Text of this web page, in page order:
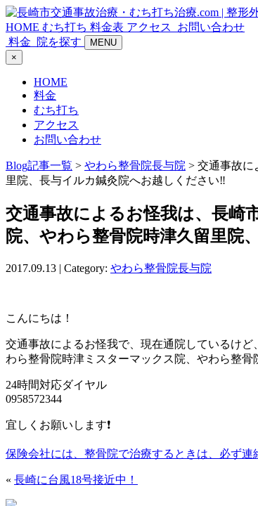
HOME むち打ち 料金表 アクセス
お問い合わせ
料金
院を探す
MENU
×
HOME
料金
むち打ち
アクセス
お問い合わせ
Blog記事一覧 > やわら整骨院長与院 > 交通事故に
里院、長与イルカ鍼灸院へお越しください‼
交通事故によるお怪我は、長崎
院、やわら整骨院時津久留里院
2017.09.13 | Category: やわら整骨院長与院
こんにちは！
交通事故によるお怪我で、現在通院しているけ
わら整骨院時津ミスターマックス院、やわら整
24時間対応ダイヤル
0958572344
宜しくお願いします❗
保険会社には、整骨院で治療するときは、必ず連
« 長崎に台風18号接近中！